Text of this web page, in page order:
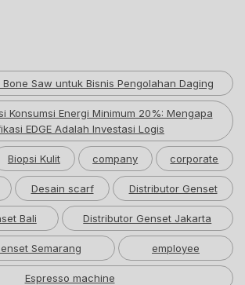
Saw untuk Bisnis Pengolahan Daging
Konsumsi Energi Minimum 20%: Mengapa
EDGE Adalah Investasi Logis
Biopsi Kulit company corporate
Desain scarf Distributor Genset
Bali Distributor Genset Jakarta
Semarang employee
Espresso machine